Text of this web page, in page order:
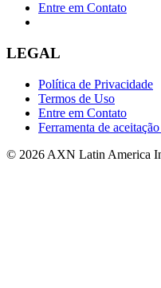
Entre em Contato
LEGAL
Política de Privacidade
Termos de Uso
Entre em Contato
Ferramenta de
© 2026 AXN Latin America